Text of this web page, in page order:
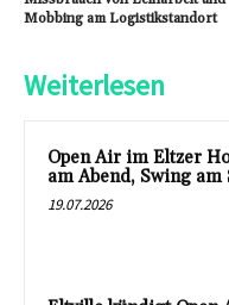
Mobbing am Logistikstandort
Weiterlesen
Open Air im Eltzer
am Abend, Swing
19.07.2026